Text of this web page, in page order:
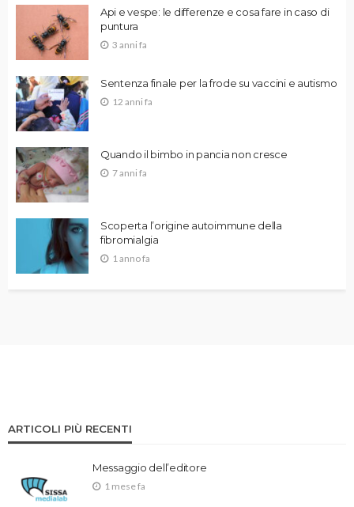
Api e vespe: le differenze e cosa fare in caso di
puntura
3 anni fa
Sentenza finale per la frode su vaccini e autismo
12 anni fa
Quando il bimbo in pancia non cresce
7 anni fa
Scoperta l’origine autoimmune della
fibromialgia
1 anno fa
ARTICOLI PIÙ RECENTI
Messaggio dell’editore
1 mese fa